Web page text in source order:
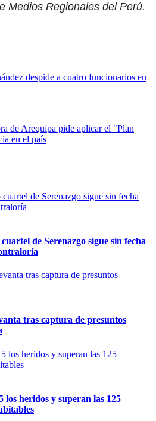
Medios Regionales del Perú.
despide a cuatro funcionarios en
de Arequipa pide aplicar el "Plan
en el país
de Serenazgo sigue sin fecha
tras captura de presuntos
los heridos y superan las 125